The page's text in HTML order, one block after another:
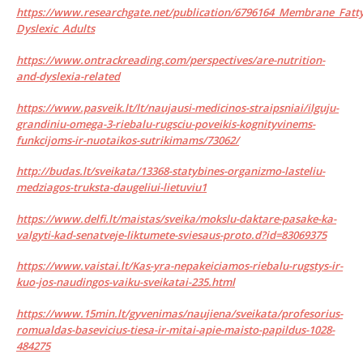
https://www.researchgate.net/publication/
Dyslexic_Adults
https://www.ontrackreading.com/perspectives/are-nutrition-
and-dyslexia-related
https://www.pasveik.lt/lt/naujausi-medicinos-straipsniai/ilguju-
grandiniu-omega-3-riebalu-rugsciu-poveikis-kognityvinems-
funkcijoms-ir-nuotaikos-sutrikimams/73062/
http://budas.lt/sveikata/13368-statybines-organizmo-lasteliu-
medziagos-truksta-daugeliui-lietuviu1
https://www.delfi.lt/maistas/sveika/mokslu-daktare-pasake-ka-
valgyti-kad-senatveje-liktumete-sviesaus-proto.d?id=83069375
https://www.vaistai.lt/Kas-yra-nepakeiciamos-riebalu-rugstys-ir-
kuo-jos-naudingos-vaiku-sveikatai-235.html
https://www.15min.lt/gyvenimas/naujiena/sveikata/profesorius-
romualdas-basevicius-tiesa-ir-mitai-apie-maisto-papildus-1028-
484275